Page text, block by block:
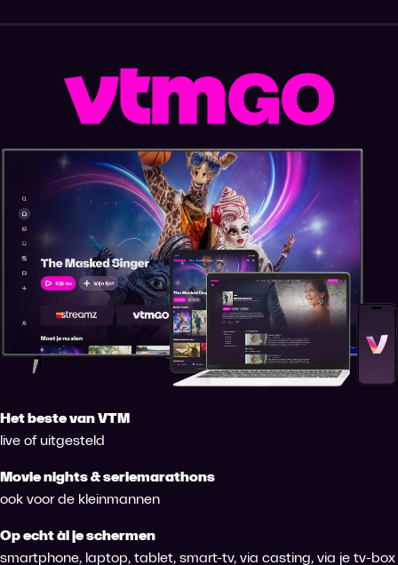
Het beste van VTM
live of uitgesteld
Movie nights & seriemarathons
ook voor de kleinmannen
Op echt àl je schermen
smartphone, laptop, tablet, smart-tv, via casting, via je tv-box